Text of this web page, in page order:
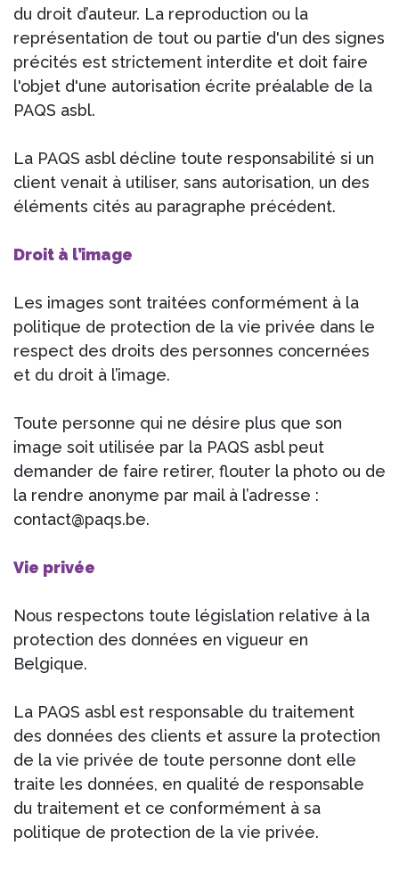
du droit d’auteur. La reproduction ou la
représentation de tout ou partie d'un des signes
précités est strictement interdite et doit faire
l'objet d'une autorisation écrite préalable de la
PAQS asbl.
La PAQS asbl décline toute responsabilité si un
client venait à utiliser, sans autorisation, un des
éléments cités au paragraphe précédent.
Droit à l’image
Les images sont traitées conformément à la
politique de protection de la vie privée dans le
respect des droits des personnes concernées
et du droit à l’image.
Toute personne qui ne désire plus que son
image soit utilisée par la PAQS asbl peut
demander de faire retirer, flouter la photo ou de
la rendre anonyme par mail à l’adresse :
contact@paqs.be.
Vie privée
Nous respectons toute législation relative à la
protection des données en vigueur en
Belgique.
La PAQS asbl est responsable du traitement
des données des clients et assure la protection
de la vie privée de toute personne dont elle
traite les données, en qualité de responsable
du traitement et ce conformément à sa
politique de protection de la vie privée.